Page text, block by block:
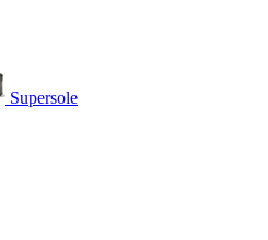
Supersole